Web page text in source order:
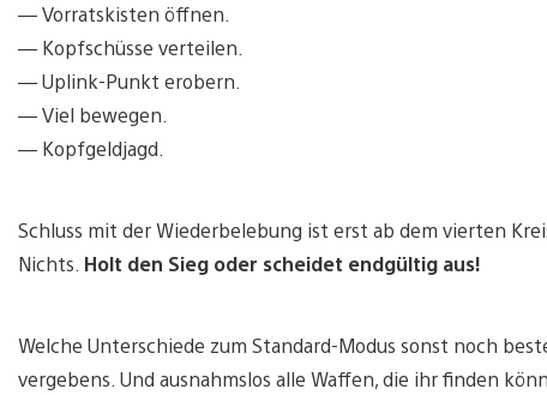
— Vorratskisten öffnen.
— Kopfschüsse verteilen.
— Uplink-Punkt erobern.
— Viel bewegen.
— Kopfgeldjagd.
Schluss mit der Wiederbelebung ist erst ab dem vierten
Nichts. Holt den Sieg oder scheidet endgültig aus!
Welche Unterschiede zum Standard-Modus sonst noch
vergebens. Und ausnahmslos alle Waffen, die ihr finden